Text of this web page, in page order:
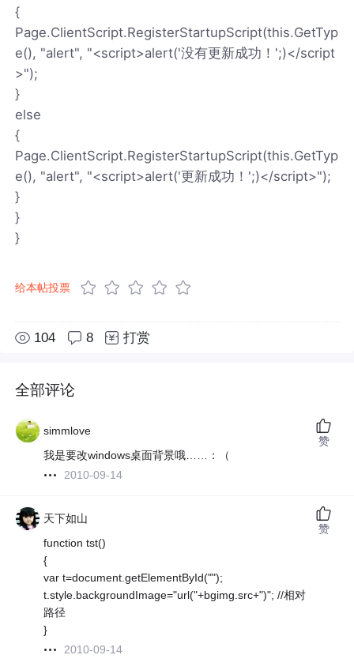
{
Page.ClientScript.RegisterStartupScript(this.GetTyp
e(), "alert", "<script>alert('没有更新成功！';)</script
>");
}
else
{
Page.ClientScript.RegisterStartupScript(this.GetTyp
e(), "alert", "<script>alert('更新成功！';)</script>");
}
}
}
给本帖投票
104 8 打赏
全部评论
simmlove
我是要改windows桌面背景哦……：（
2010-09-14
赞
天下如山
function tst()
{
var t=document.getElementById("");
t.style.backgroundImage="url("+bgimg.src+")"; //相对
路径
}
2010-09-14
赞